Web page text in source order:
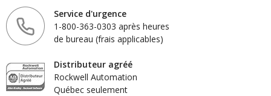
Service d'urgence
1-800-363-0303 après heures
de bureau (frais applicables)
Distributeur agréé
Rockwell Automation
Québec seulement